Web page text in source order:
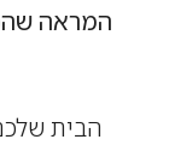
המראה שהכי
הבית שלכם